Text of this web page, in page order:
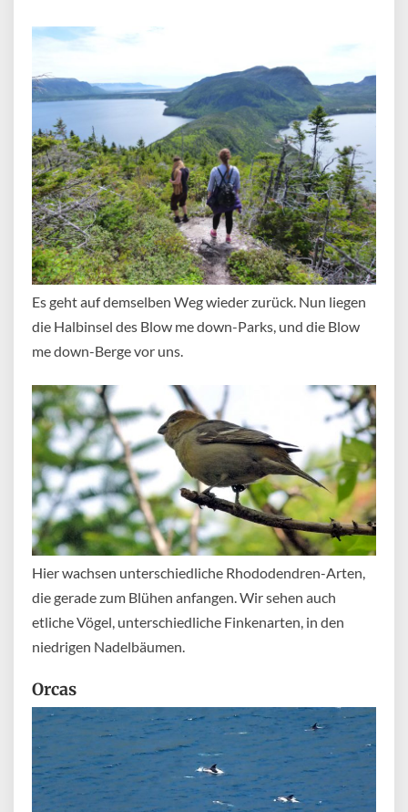
Es geht auf demselben Weg wieder zurück. Nun liegen
die Halbinsel des Blow me down-Parks, und die Blow
me down-Berge vor uns.
Hier wachsen unterschiedliche Rhododendren-Arten,
die gerade zum Blühen anfangen. Wir sehen auch
etliche Vögel, unterschiedliche Finkenarten, in den
niedrigen Nadelbäumen.
Orcas